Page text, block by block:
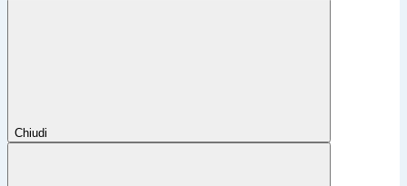
Chiudi